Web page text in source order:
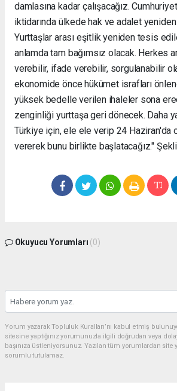
damlasına kadar çalışacağız.
iktidarında ülkede hak ve adalet
Yurttaşlar arası eşitlik yeniden tesis
anlamda tam bağımsız olacak. Herkes
verebilir, ifade verebilir, sorgulanabilir
ekonomide önce hükümet israfları
yüksek bedelle verilen ihaleler sona
zenginliği yurttaşa geri dönecek. Daha
Türkiye için, ele ele verip 24 Haziran'da
vererek bunu birlikte başlatacağız."
Okuyucu Yorumları (0)
Yorum yazarak Topluluk Kuralları’nı kabul etmiş
sitesine yaptığınız yorumunuzla ilgili doğrudan veya
başınıza üstleniyorsunuz. Yazılan tüm yorumlardan
sorumlu tutulamaz.